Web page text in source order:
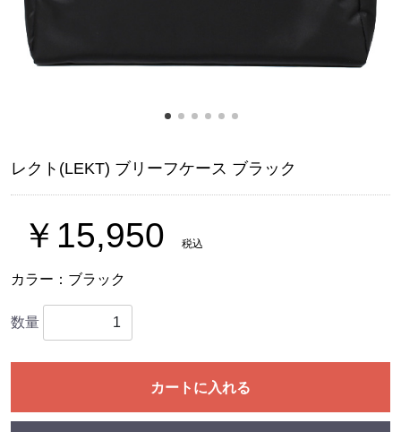
レクト(LEKT) ブリーフケース ブラック
￥15,950 税込
カラー：ブラック
数量
カートに入れる